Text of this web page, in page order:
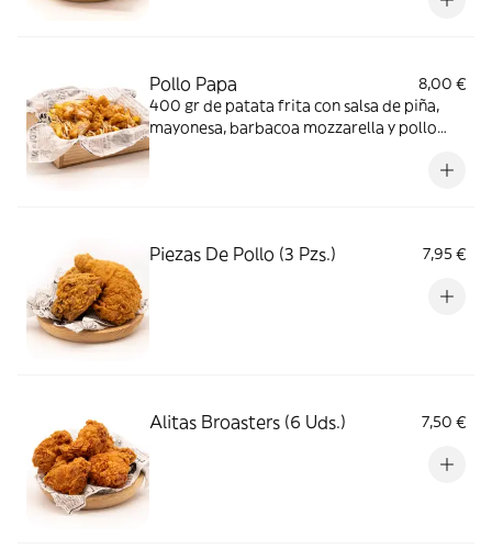
Pollo Papa
8,00 €
400 gr de patata frita con salsa de piña,
mayonesa, barbacoa mozzarella y pollo
Piezas De Pollo (3 Pzs.) 7,95 €
Alitas Broasters (6 Uds.) 7,50 €